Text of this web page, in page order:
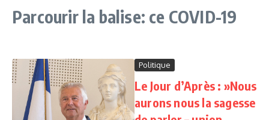
Parcourir la balise: ce COVID-19
Politique
Le Jour d’Après : »Nous
aurons nous la sagesse